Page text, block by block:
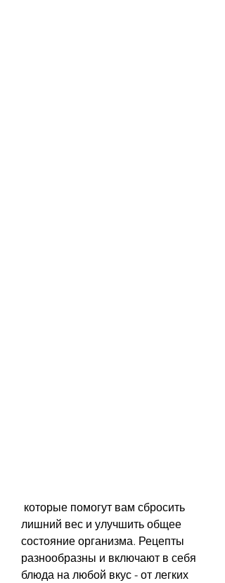
лишний вес и улучшить общее
состояние организма. Рецепты
разнообразны и включают в себя
блюда на любой вкус - от легких